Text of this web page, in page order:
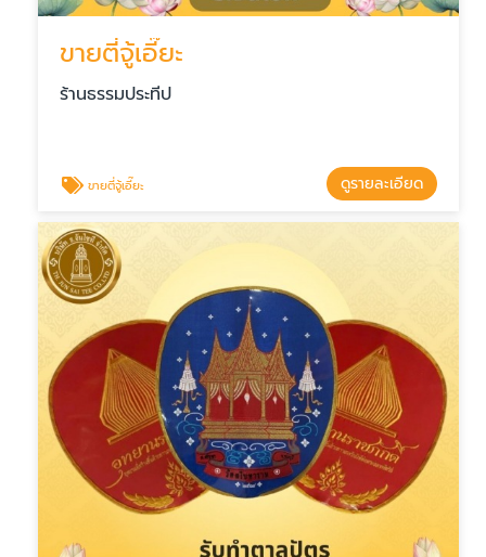
ขายตี่จู้เอี๊ยะ
ร้านธรรมประทีป
ขายตี่จู้เอี๊ยะ ดูรายละเอียด